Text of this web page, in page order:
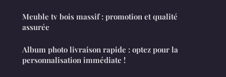
Meuble tv bois massif : promotion et qualité
assurée
Album photo livraison rapide : optez pour la
personnalisation immédiate !